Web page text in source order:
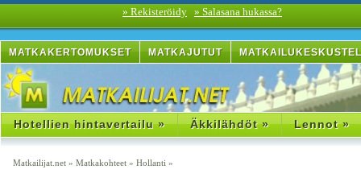
» Rekisteröidy » Salasana hukassa?
MATKAKERTOMUKSET MATKAJUTUT
Hotellien hintavertailu » Äkkilähdöt » Lennot »
Matkailijat.net » Matkakohteet » Hollanti »